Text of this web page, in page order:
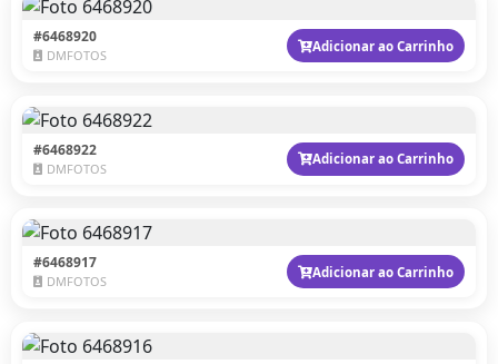
#6468920
DMFOTOS
Adicionar ao Carrinho
#6468922
DMFOTOS
Adicionar ao Carrinho
#6468917
DMFOTOS
Adicionar ao Carrinho